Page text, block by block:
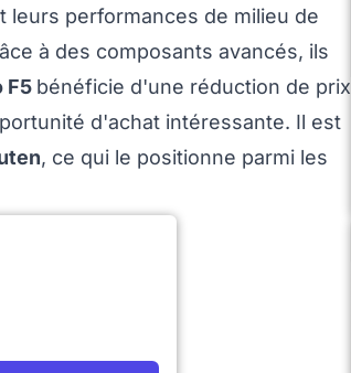
leurs performances de milieu de
à des composants avancés, ils
F5 bénéficie d'une réduction de prix
d'achat intéressante. Il est
, ce qui le positionne parmi les